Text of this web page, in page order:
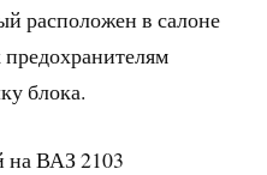
расположен в салоне
блока.
на ВАЗ 2103